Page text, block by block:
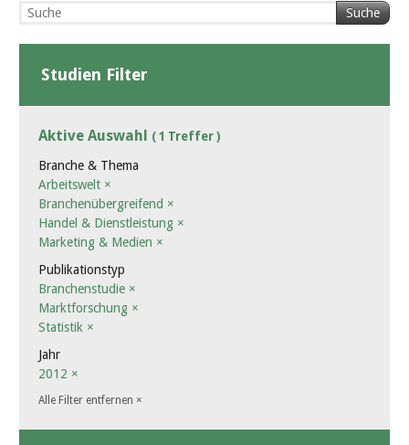
Suche
Studien Filter
Aktive Auswahl ( 1 Treffer )
Branche & Thema
Arbeitswelt ×
Branchenübergreifend ×
Handel & Dienstleistung ×
Marketing & Medien ×
Publikationstyp
Branchenstudie ×
Marktforschung ×
Statistik ×
Jahr
2012 ×
Alle Filter entfernen ×